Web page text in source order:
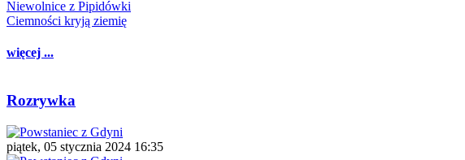
Niewolnice z Pipidówki
Ciemności kryją ziemię
więcej ...
Rozrywka
piątek, 05 stycznia 2024 16:35